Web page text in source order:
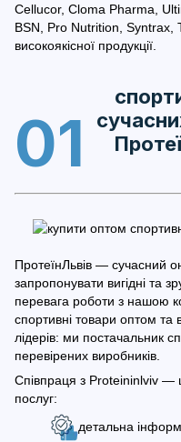
Cellucor, Cloma Pharma,
BSN, Pro Nutrition, Syntrax,
високоякісної продукції.
01
ПротеїнЛьвів — сучасний
запропонувати вигідні та
перевага роботи з нашою
спортивні товари оптом та
лідерів: ми постачальник
перевірених виробників.
Співпраця з Proteininlviv —
послуг:
детальна